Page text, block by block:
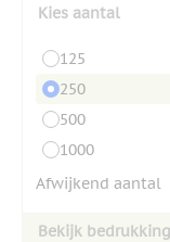
Kies aantal
125
250
500
1000
Afwijkend aantal
Bekijk bedrukking